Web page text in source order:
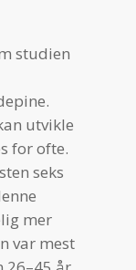
studien
utvikle
for ofte.
seks
mer
var mest